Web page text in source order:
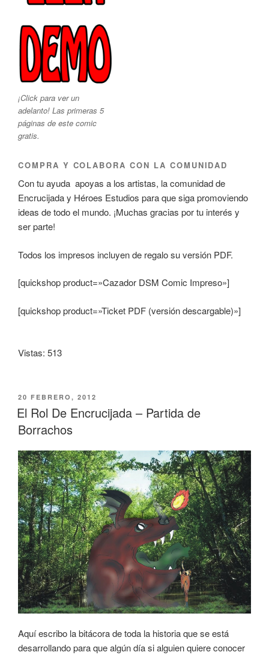
¡Click para ver un
adelanto! Las primeras 5
páginas de este comic
gratis.
COMPRA Y COLABORA CON LA COMUNIDAD
Con tu ayuda apoyas a los artistas, la comunidad de
Encrucijada y Héroes Estudios para que siga promoviendo
ideas de todo el mundo. ¡Muchas gracias por tu interés y
ser parte!
Todos los impresos incluyen de regalo su versión PDF.
[quickshop product=»Cazador DSM Comic Impreso»]
[quickshop product=»Ticket PDF (versión descargable)»]
Vistas: 513
PUBLICADO
EL
20 FEBRERO, 2012
El Rol De Encrucijada – Partida de
Borrachos
Aquí escribo la bitácora de toda la historia que se está
desarrollando para que algún día si alguien quiere conocer